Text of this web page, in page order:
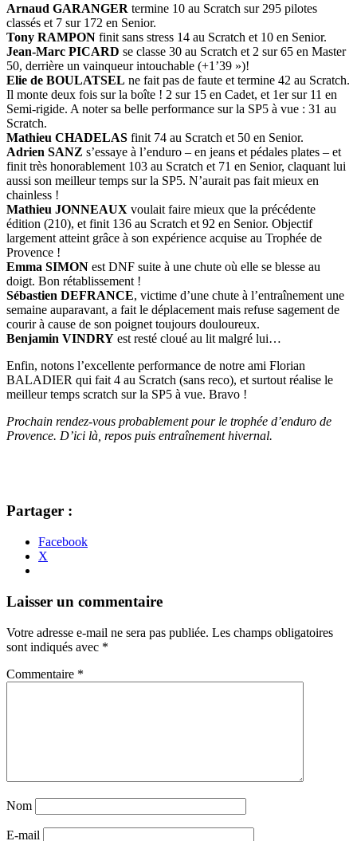
Arnaud GARANGER termine 10 au Scratch sur 295 pilotes
classés et 7 sur 172 en Senior.
Tony RAMPON finit sans stress 14 au Scratch et 10 en Senior.
Jean-Marc PICARD se classe 30 au Scratch et 2 sur 65 en Master
50, derrière un vainqueur intouchable (+1’39 »)!
Elie de BOULATSEL ne fait pas de faute et termine 42 au Scratch.
Il monte deux fois sur la boîte ! 2 sur 15 en Cadet, et 1er sur 11 en
Semi-rigide. A noter sa belle performance sur la SP5 à vue : 31 au
Scratch.
Mathieu CHADELAS finit 74 au Scratch et 50 en Senior.
Adrien SANZ s’essaye à l’enduro – en jeans et pédales plates – et
finit très honorablement 103 au Scratch et 71 en Senior, claquant lui
aussi son meilleur temps sur la SP5. N’aurait pas fait mieux en
chainless !
Mathieu JONNEAUX voulait faire mieux que la précédente
édition (210), et finit 136 au Scratch et 92 en Senior. Objectif
largement atteint grâce à son expérience acquise au Trophée de
Provence !
Emma SIMON est DNF suite à une chute où elle se blesse au
doigt. Bon rétablissement !
Sébastien DEFRANCE, victime d’une chute à l’entraînement une
semaine auparavant, a fait le déplacement mais refuse sagement de
courir à cause de son poignet toujours douloureux.
Benjamin VINDRY est resté cloué au lit malgré lui…
Enfin, notons l’excellente performance de notre ami Florian
BALADIER qui fait 4 au Scratch (sans reco), et surtout réalise le
meilleur temps scratch sur la SP5 à vue. Bravo !
Prochain rendez-vous probablement pour le trophée d’enduro de
Provence. D’ici là, repos puis entraînement hivernal.
Partager :
Facebook
X
Navigation
articles
←
→
Laisser un commentaire
Votre adresse e-mail ne sera pas publiée. Les champs obligatoires
sont indiqués avec *
Commentaire *
Nom
E-mail